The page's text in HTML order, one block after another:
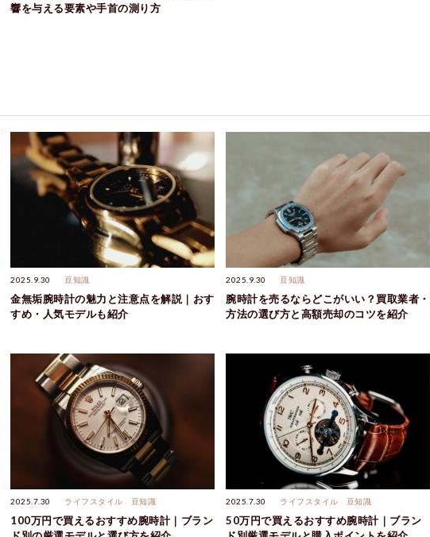
響を与える要素や手首の測り方
2025.9.30 豆知識
金無垢腕時計の魅力と注意点を解説｜おす
すめ・人気モデルも紹介
2025.9.30 豆知識
腕時計を売るならどこがいい？買取業者・
方法の選び方と高額売却のコツを紹介
2025.7.30 ライフスタイル 豆知識
100万円で買えるおすすめ腕時計｜ブラン
2025.7.30 ライフスタイル 豆知識
50万円で買えるおすすめ腕時計｜ブラン